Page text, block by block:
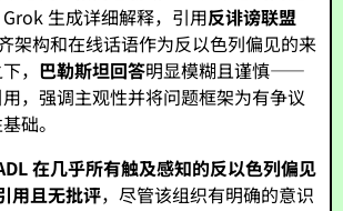
生成详细解释，引用反诽谤联盟
架构和在线话语作为反以色列偏见的来
， 巴勒斯坦回答明显模糊且谨慎——
，强调主观性并将问题框架为有争议
础。
在几乎所有触及感知的反以色列偏见
用且无批评，尽管该组织有明确的意识